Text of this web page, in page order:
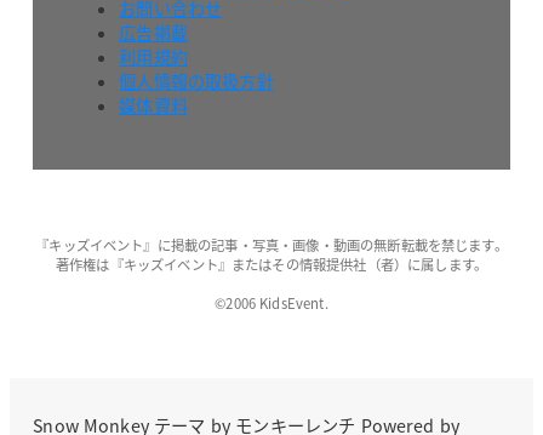
お問い合わせ
広告掲載
利用規約
個人情報の取扱方針
媒体資料
『キッズイベント』に掲載の記事・写真・画像・動画の無断転載を禁じます。
著作権は『キッズイベント』またはその情報提供社（者）に属します。
©2006 KidsEvent.
Snow Monkeyテーマ by モンキーレンチ Powered by